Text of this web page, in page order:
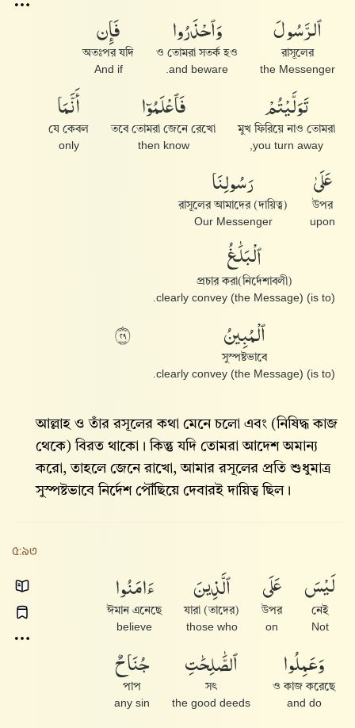
ٱلرَّسُولَ
রাসূলের
the Messenger
وَٱحْذَرُوا۟
ও তোমরা সতর্ক হও
and beware.
فَإِن
অতঃপর যদি
And if
تَوَلَّيْتُمْ
মুখ ফিরিয়ে নাও তোমরা
you turn away,
فَٱعْلَمُوٓا۟
তবে তোমরা জেনে রেখো
then know
أَنَّمَا
যে কেবল
only
عَلَىٰ
উপর
upon
رَسُولِنَا
রাসূলের আমাদের (দায়িত্ব)
Our Messenger
ٱلْبَلَٰغُ
(নির্দেশাবলী)প্রচার করা
(is to) clearly convey (the Message).
ٱلْمُبِينُ
সুস্পষ্টভাবে
(is to) clearly convey (the Message).
٩٢
আল্লাহ ও তাঁর রসূলের কথা মেনে চলো এবং (নিষিদ্ধ কাজ
থেকে) বিরত থাকো। কিন্তু যদি তোমরা আদেশ অমান্য
করো, তাহলে জেনে রাখো, আমার রসূলের প্রতি শুধুমাত্র
সুস্পষ্টভাবে নির্দেশ পৌঁছিয়ে দেবারই দায়িত্ব ছিল।
৫:৯৩
لَيْسَ
নেই
Not
عَلَى
উপর
on
ٱلَّذِينَ
(তাদের) যারা
those who
ءَامَنُوا۟
ঈমান এনেছে
believe
وَعَمِلُوا۟
ও কাজ করেছে
and do
ٱلصَّٰلِحَٰتِ
সৎ
the good deeds
جُنَاحٌ
পাপ
any sin